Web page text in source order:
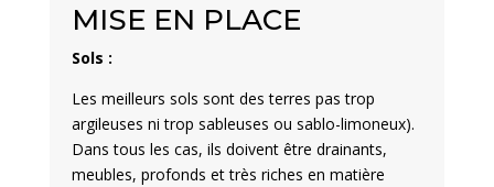
MISE EN PLACE
Sols :
Les meilleurs sols sont des terres pas trop
argileuses ni trop sableuses ou sablo-limoneux).
Dans tous les cas, ils doivent être drainants,
meubles, profonds et très riches en matière